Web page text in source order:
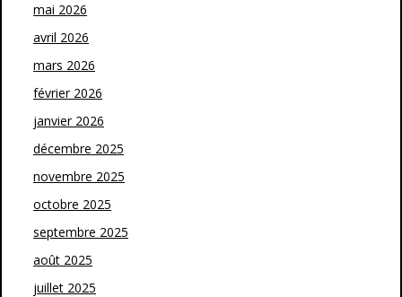
mai 2026
avril 2026
mars 2026
février 2026
janvier 2026
décembre 2025
novembre 2025
octobre 2025
septembre 2025
août 2025
juillet 2025